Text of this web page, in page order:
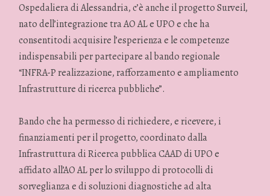
Ospedaliera di Alessandria, c’è anche il progetto Surveil,
nato dell’integrazione tra AO AL e UPO e che ha
consentitodi acquisire l’esperienza e le competenze
indispensabili per partecipare al bando regionale
“INFRA-P realizzazione, rafforzamento e ampliamento
Infrastrutture di ricerca pubbliche”.
Bando che ha permesso di richiedere, e ricevere, i
finanziamenti per il progetto, coordinato dalla
Infrastruttura di Ricerca pubblica CAAD di UPO e
affidato all’AO AL per lo sviluppo di protocolli di
sorveglianza e di soluzioni diagnostiche ad alta